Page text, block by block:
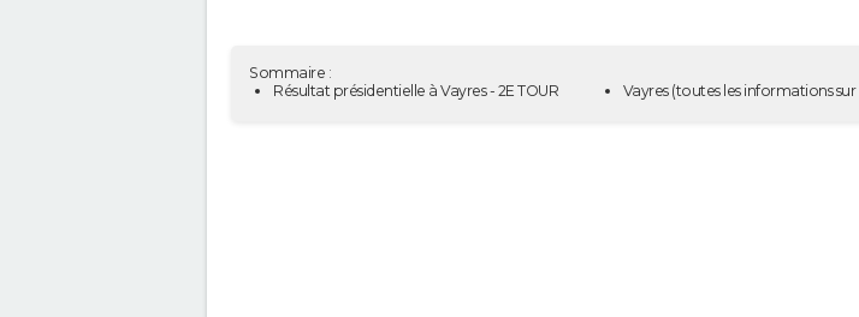
Sommaire :
Résultat présidentielle à Vayres - 2E TOUR
Vayres(toutes les informations sur